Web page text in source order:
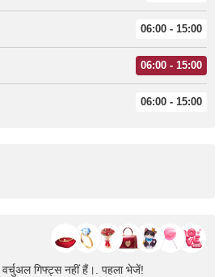
06:00 - 15:00
06:00 - 15:00
06:00 - 15:00
गिफ्ट्स नहीं हैं।. पहला भेजें!